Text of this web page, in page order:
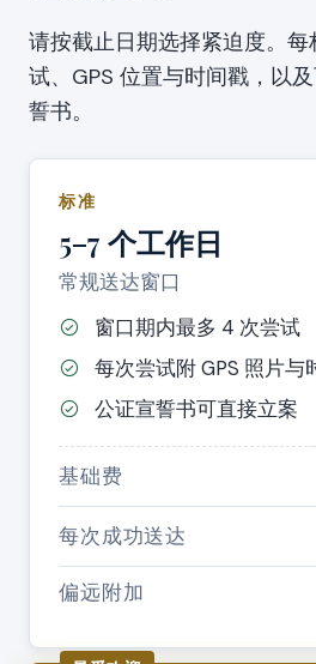
请按截止日期选择紧迫度。
试、GPS 位置与时间戳，以
誓书。
标准
5–7 个工作日
常规送达窗口
窗口期内最多 4 次尝试
每次尝试附 GPS 照片与
公证宣誓书可直接立案
基础费
每次成功送达
偏远附加